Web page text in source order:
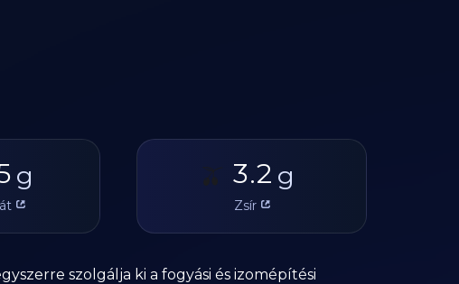
g 🫒 3.2 g
Zsír
szolgálja ki a fogyási és izomépítési